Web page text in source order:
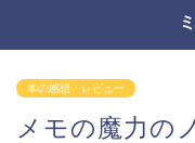
本の感想・レビュー
メモの魔力の